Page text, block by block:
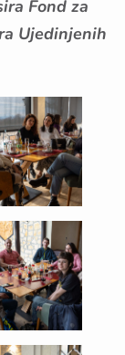
Fond za
Ujedinjenih